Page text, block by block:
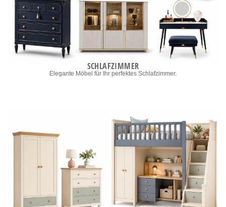
SCHLAFZIMMER
Elegante Möbel für Ihr perfektes Schlafzimmer.